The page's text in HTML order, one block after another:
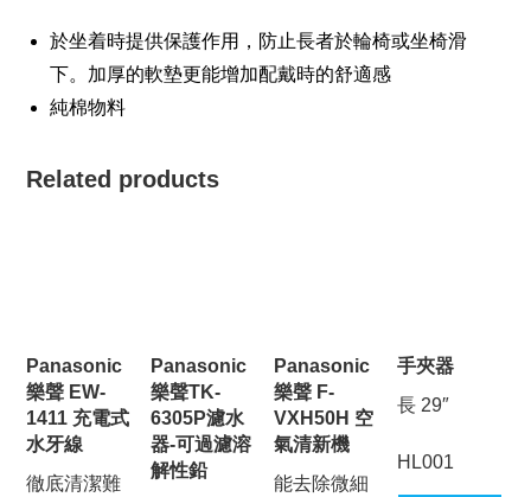
於坐着時提供保護作用，防止長者於輪椅或坐椅滑
下。加厚的軟墊更能增加配戴時的舒適感
純棉物料
Related products
Panasonic
樂聲 EW-
1411 充電式
水牙線
徹底清潔難
Panasonic
樂聲TK-
6305P濾水
器-可過濾溶
解性鉛
Panasonic
樂聲 F-
VXH50H 空
氣清新機
能去除微細
手夾器
長 29″
HL001